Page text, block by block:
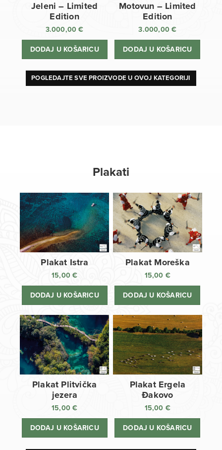
Jeleni – Limited
Edition
3.000,00€
DODAJ U KOŠARICU
Motovun – Limited
Edition
3.000,00€
DODAJ U KOŠARICU
POGLEDAJTE SVE PROIZVODE U OVOJ KATEGORIJI
Plakati
Plakat Istra
15,00€
DODAJ U KOŠARICU
Plakat Moreška
15,00 €
DODAJ U KOŠARICU
Plakat Plitvička
jezera
15,00€
DODAJ U KOŠARICU
Plakat Ergela
Đakovo
15,00 €
DODAJ U KOŠARICU